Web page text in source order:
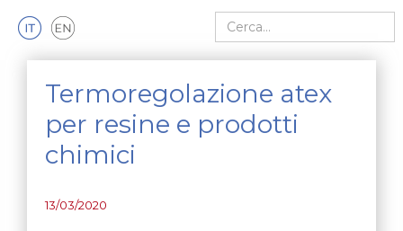
Cerca nel sito
Termoregolazione atex
per resine e prodotti
chimici
13/03/2020